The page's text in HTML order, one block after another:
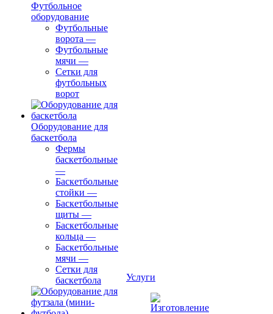
Футбольное
оборудование
Футбольные
ворота —
Футбольные
мячи —
Сетки для
футбольных
ворот
Оборудование для
баскетбола
Фермы
баскетбольные
—
Баскетбольные
стойки —
Баскетбольные
щиты —
Баскетбольные
кольца —
Баскетбольные
мячи —
Сетки для
баскетбола
Услуги